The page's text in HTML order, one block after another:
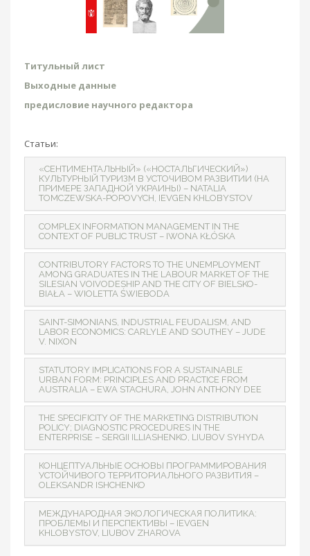
Титульный лист
Выходные данные
предисловие научного редактора
Статьи:
«СЕНТИМЕНТАЛЬНЫЙ» («НОСТАЛЬГИЧЕСКИЙ»)
КУЛЬТУРНЫЙ ТУРИЗМ В УСТОЧИВОМ РАЗВИТИИ (НА
ПРИМЕРЕ ЗАПАДНОЙ УКРАИНЫ) – NATALIA
TOMCZEWSKA-POPOVYCH, IEVGEN KHLOBYSTOV
COMPLEX INFORMATION MANAGEMENT IN THE
CONTEXT OF PUBLIC TRUST – IWONA KŁÓSKA
CONTRIBUTORY FACTORS TO THE UNEMPLOYMENT
AMONG GRADUATES IN THE LABOUR MARKET OF THE
SILESIAN VOIVODESHIP AND THE CITY OF BIELSKO-
BIAŁA – WIOLETTA ŚWIEBODA
SAINT-SIMONIANS, INDUSTRIAL FEUDALISM, AND
LABOR ECONOMICS: CARLYLE AND SOUTHEY – JUDE
V. NIXON
STATUTORY IMPLICATIONS FOR A SUSTAINABLE
URBAN FORM: PRINCIPLES AND PRACTICE FROM
AUSTRALIA – EWA STACHURA, JOHN ANTHONY DEE
THE SPECIFICITY OF THE MARKETING DISTRIBUTION
POLICY; DIAGNOSTIC PROCEDURES IN THE
ENTERPRISE – SERGII ILLIASHENKO, LIUBOV SYHYDA
КОНЦЕПТУАЛЬНЫЕ ОСНОВЫ ПРОГРАММИРОВАНИЯ
УСТОЙЧИВОГО ТЕРРИТОРИАЛЬНОГО РАЗВИТИЯ –
OLEKSANDR ISHCHENKO
МЕЖДУНАРОДНАЯ ЭКОЛОГИЧЕСКАЯ ПОЛИТИКА:
ПРОБЛЕМЫ И ПЕРСПЕКТИВЫ – IEVGEN
KHLOBYSTOV, LIUBOV ZHAROVA